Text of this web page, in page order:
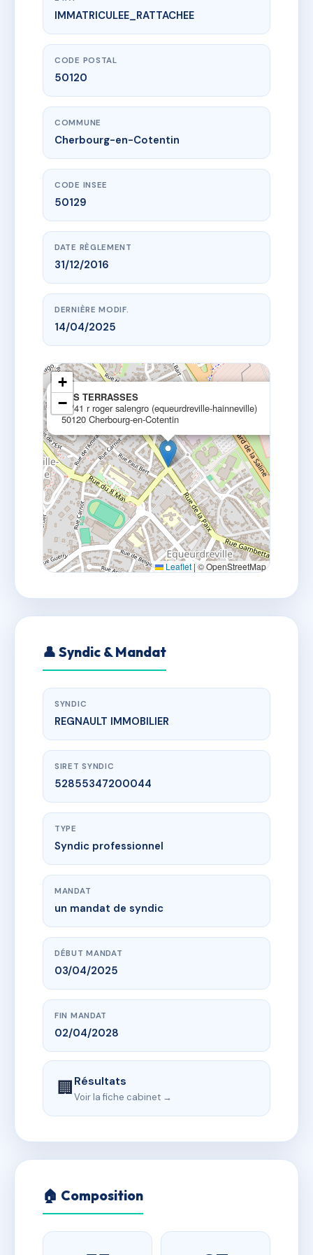
www.vme.plus/AF0435883
LES TERRASSES
39/41 r roger salengro (equeurdreville-hainneville)
50120 Cherbourg-en-Cotentin
IMMATRICULEE_RATTACHEE
CODE POSTAL
50120
COMMUNE
Cherbourg-en-Cotentin
CODE INSEE
50129
DATE RÈGLEMENT
31/12/2016
DERNIÈRE MODIF.
14/04/2025
LES TERRASSES
39/41 r roger salengro (equeurdreville-hainneville)
50120 Cherbourg-en-Cotentin
+
−
Leaflet | © OpenStreetMap
👤 Syndic & Mandat
SYNDIC
REGNAULT IMMOBILIER
SIRET SYNDIC
52855347200044
TYPE
Syndic professionnel
MANDAT
un mandat de syndic
DÉBUT MANDAT
03/04/2025
FIN MANDAT
02/04/2028
🏢Résultats
Voir la fiche cabinet →
🏠 Composition